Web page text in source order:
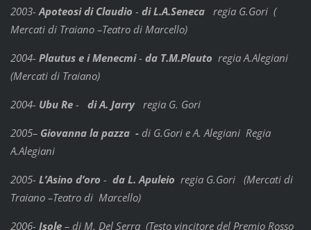
2003- Apoteosi di Claudio - di L.A.Senecaregia G.Gori (
Mercati di Traiano –Teatro di Marcello)
2004- Plautus e i Menecmi- da T.M.Plauto regia A.Alegiani
(Mercati di Traiano)
2004- Ubu Re - di A. Jarryregia G. Gori
2005– Giovanna la pazza - di G.Gori e A. Alegiani Regia
A.Alegiani
2005- L’Asino d’oro - da L. Apuleio regia G.Gori (Mercati di
Traiano –Teatro di Marcello)
2006- Isole – di M. Del Serra (Testo vincitore del Premio Rosso